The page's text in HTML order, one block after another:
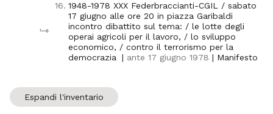
16. 1948-1978 XXX Federbraccianti-CGIL / sabato
17 giugno alle ore 20 in piazza Garibaldi
incontro dibattito sul tema: / le lotte degli
operai agricoli per il lavoro, / lo sviluppo
economico, / contro il terrorismo per la
democrazia
| ante 17 giugno 1978 | Manifesto
Espandi l'inventario